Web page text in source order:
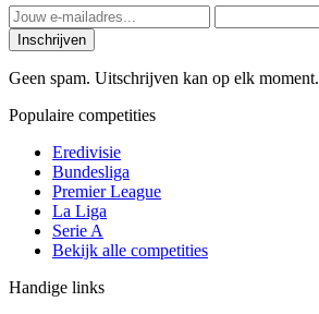
Inschrijven
Geen spam. Uitschrijven kan op elk moment.
Populaire competities
Eredivisie
Bundesliga
Premier League
La Liga
Serie A
Bekijk alle competities
Handige links